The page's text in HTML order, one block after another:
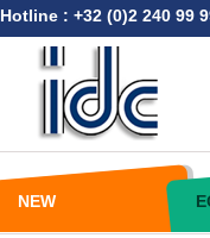
Hotline : +32 (0)2 240 99
NEW